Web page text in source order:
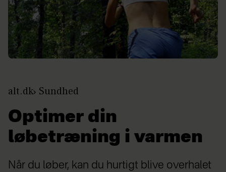
alt.dk Sundhed
Optimer din
løbetræning i varmen
Når du løber, kan du hurtigt blive overhalet